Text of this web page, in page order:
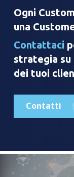
Ogni
una
Contattaci
strategia su
dei tuoi
Contatti